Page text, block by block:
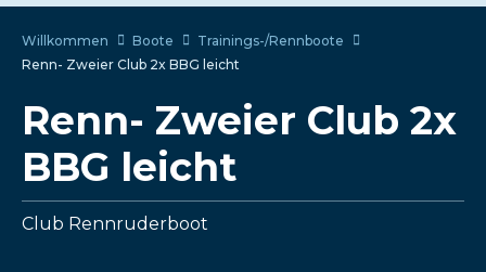
Willkommen Boote
Trainings-/Rennboote
Renn- Zweier Club 2x BBG leicht
Renn- Zweier Club 2x
BBG leicht
Club Rennruderboot